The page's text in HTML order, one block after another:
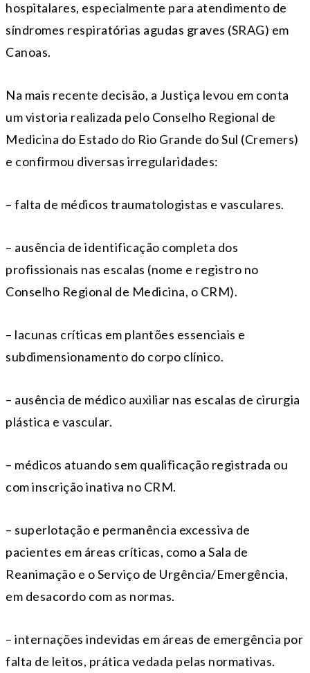
hospitalares, especialmente para atendimento de
síndromes respiratórias agudas graves (SRAG) em
Canoas.
Na mais recente decisão, a Justiça levou em conta
um vistoria realizada pelo Conselho Regional de
Medicina do Estado do Rio Grande do Sul (Cremers)
e confirmou diversas irregularidades:
– falta de médicos traumatologistas e vasculares.
– ausência de identificação completa dos
profissionais nas escalas (nome e registro no
Conselho Regional de Medicina, o CRM).
– lacunas críticas em plantões essenciais e
subdimensionamento do corpo clínico.
– ausência de médico auxiliar nas escalas de cirurgia
plástica e vascular.
– médicos atuando sem qualificação registrada ou
com inscrição inativa no CRM.
– superlotação e permanência excessiva de
pacientes em áreas críticas, como a Sala de
Reanimação e o Serviço de Urgência/Emergência,
em desacordo com as normas.
– internações indevidas em áreas de emergência por
falta de leitos, prática vedada pelas normativas.